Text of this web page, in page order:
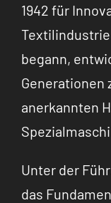
1942 für
begann,
Generationen
anerkannten
Unter der
das